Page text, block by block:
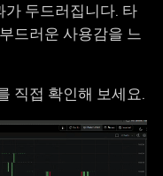
두드러집니다. 타
드러운 사용감을 느
직접 확인해 보세요.